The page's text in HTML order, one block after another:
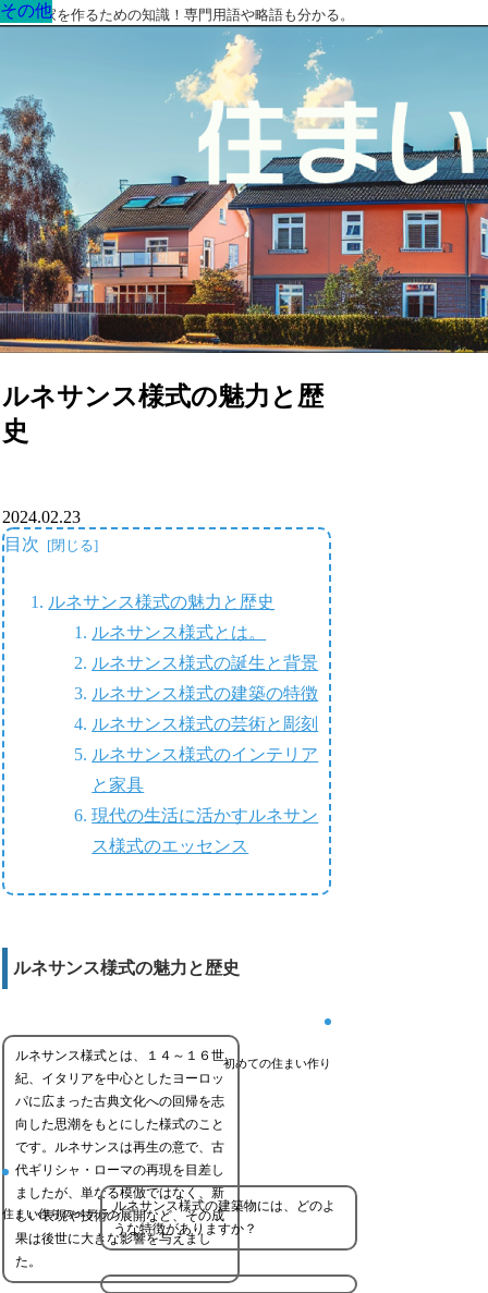
最高の家を作るための知識！専門用語や略語も分かる。
ルネサンス様式の魅力と歴
史
その他
2024.02.23
目次
ルネサンス様式の魅力と歴史
ルネサンス様式とは。
ルネサンス様式の誕生と背景
ルネサンス様式の建築の特徴
ルネサンス様式の芸術と彫刻
ルネサンス様式のインテリア
と家具
現代の生活に活かすルネサン
ス様式のエッセンス
ルネサンス様式の魅力と歴史
初めての住まい作り
ルネサンス様式とは、１４～１６世
紀、イタリアを中心としたヨーロッ
パに広まった古典文化への回帰を志
向した思潮をもとにした様式のこと
です。ルネサンスは再生の意で、古
代ギリシャ・ローマの再現を目差し
ましたが、単なる模倣ではなく、新
しい表現や技術の展開など、その成
果は後世に大きな影響を与えまし
た。
住まい作りのベテランルネサンス様式の建築物には、どのよ
うな特徴がありますか？
その他
その他
その他
その他
その他
その他